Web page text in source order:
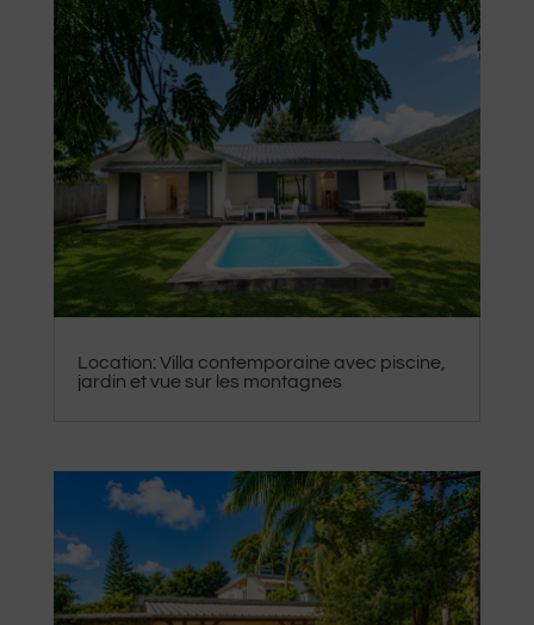
Location: Villa contemporaine avec piscine,
jardin et vue sur les montagnes